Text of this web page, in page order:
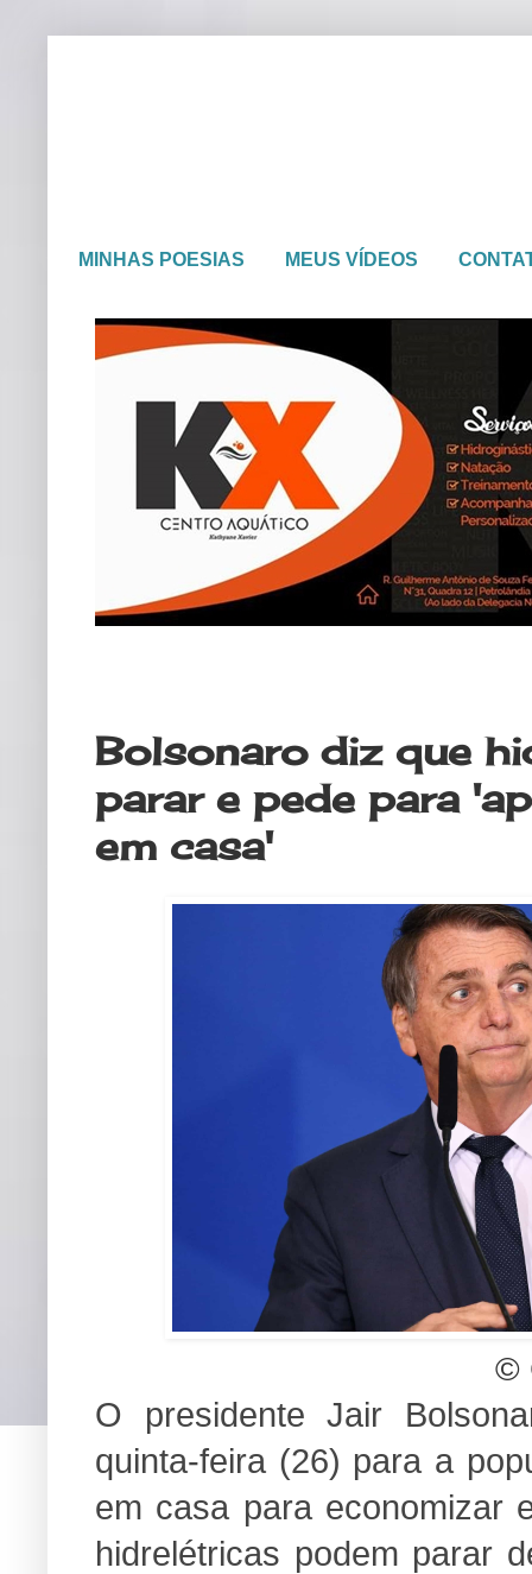
MINHAS POESIAS MEUS VÍDEOS
Bolsonaro diz que
parar e pede para
em casa'
©
O presidente Jair
quinta-feira (26) para a
em casa para economizar
hidrelétricas podem parar